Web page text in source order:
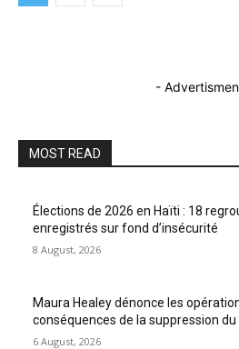
-
MOST READ
Élections de 2026 en Haïti : 18
enregistrés sur fond d’insécurité
8 August, 2026
Maura Healey dénonce les
conséquences de la suppression du
6 August, 2026